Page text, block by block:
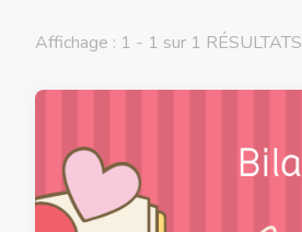
Affichage : 1 - 1 sur 1 RÉSULTATS